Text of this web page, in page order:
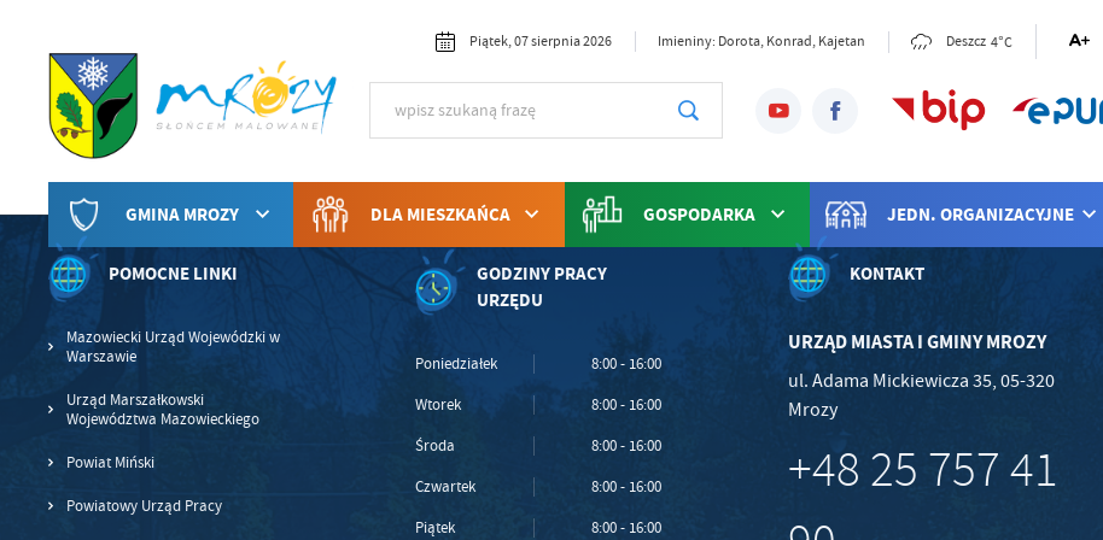
Piątek, 07 sierpnia 2026 Imieniny: Dorota, Konrad, Kajetan Deszcz 4°C
GMINA MROZY DLA MIESZKAŃCA GOSPODARKA JEDN. ORGANIZACYJNE
POMOCNE LINKI
Mazowiecki Urząd Wojewódzki w
Warszawie
Urząd Marszałkowski
Województwa Mazowieckiego
Powiat Miński
Powiatowy Urząd Pracy
GODZINY PRACY
URZĘDU
Poniedziałek 8:00 - 16:00
Wtorek 8:00 - 16:00
Środa 8:00 - 16:00
Czwartek 8:00 - 16:00
Piątek 8:00 - 16:00
KONTAKT
URZĄD MIASTA I GMINY MROZY
ul. Adama Mickiewicza 35, 05-320
Mrozy
+48 25 757 41
Ustawienia
wszystkie. W dowolnym momencie możesz dokonać zmiany swoich ustawień.
Niezbędne